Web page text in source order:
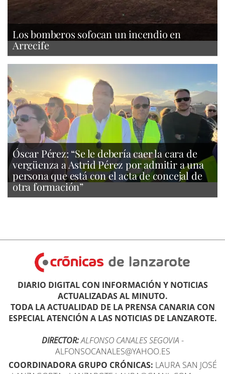
Los bomberos sofocan un incendio en
Arrecife
Óscar Pérez: “Se le debería caer la cara de
vergüenza a Astrid Pérez por admitir a una
persona que está con el acta de concejal de
otra formación”
DIARIO DIGITAL CON INFORMACIÓN Y NOTICIAS
ACTUALIZADAS AL MINUTO.
TODA LA ACTUALIDAD DE LA PRENSA CANARIA CON
ESPECIAL ATENCIÓN A LAS NOTICIAS DE LANZAROTE.
DIRECTOR:ALFONSO CANALES SEGOVIA -
ALFONSOCANALES@YAHOO.ES
COORDINADORA GRUPO CRÓNICAS: LAURA SAN JOSÉ